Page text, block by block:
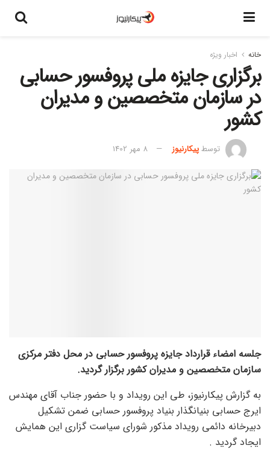
خانه اخبار ویژه
برگزاری جایزه ملی پروفسور حسابی
در سازمان متخصصین و مدیران
کشور
توسطپیکارنیوز 8 مهر 1402
جلسه امضاء قرارداد جایزه پروفسور حسابی در محل دفتر مرکزی
سازمان متخصصین و مدیران کشور برگزار گردید.
به گزارش پیکارنیوز، طی این رویداد و با حضور جناب آقای مهندس
ایرج حسابی بنیانگذار بنیاد پروفسور حسابی ضمن تشکیل
دبیرخانه دائمی رویداد مذکور شورای سیاست گزاری این همایش
ایجاد گردید .